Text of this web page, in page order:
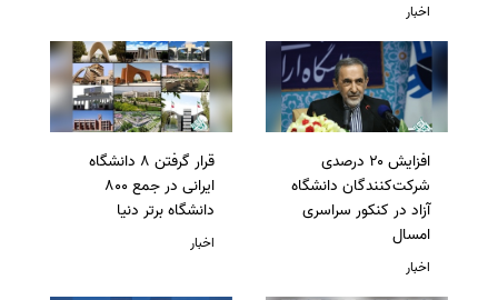
اخبار
افزایش ۲۰ درصدی
شرکت‌کنندگان دانشگاه
آزاد در کنکور سراسری
امسال
اخبار
قرار گرفتن 8 دانشگاه
ایرانی در جمع 800
دانشگاه برتر دنیا
اخبار